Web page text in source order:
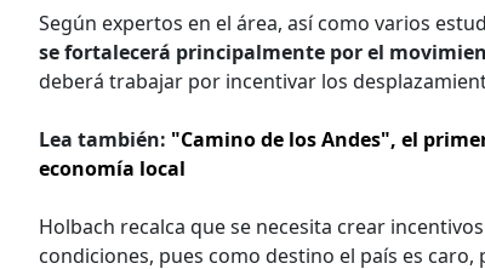
Según expertos en el área, así como varios
se fortalecerá principalmente por el
deberá trabajar por incentivar los
Lea también: "Camino de los Andes", el
economía local
Holbach recalca que se necesita crear
condiciones, pues como destino el país es